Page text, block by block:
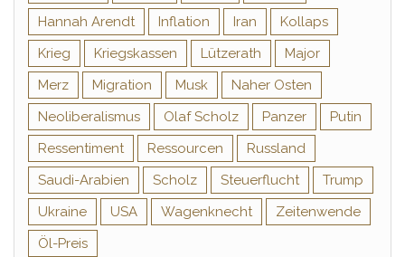
Hannah Arendt
Inflation Iran
Kollaps
Krieg
Kriegskassen Lützerath
Major
Merz
Migration Musk
Naher Osten
Neoliberalismus
Olaf Scholz Panzer
Putin
Ressentiment
Ressourcen
Russland
Saudi-Arabien
Scholz Steuerflucht
Trump
Ukraine
USA Wagenknecht
Zeitenwende
Öl-Preis